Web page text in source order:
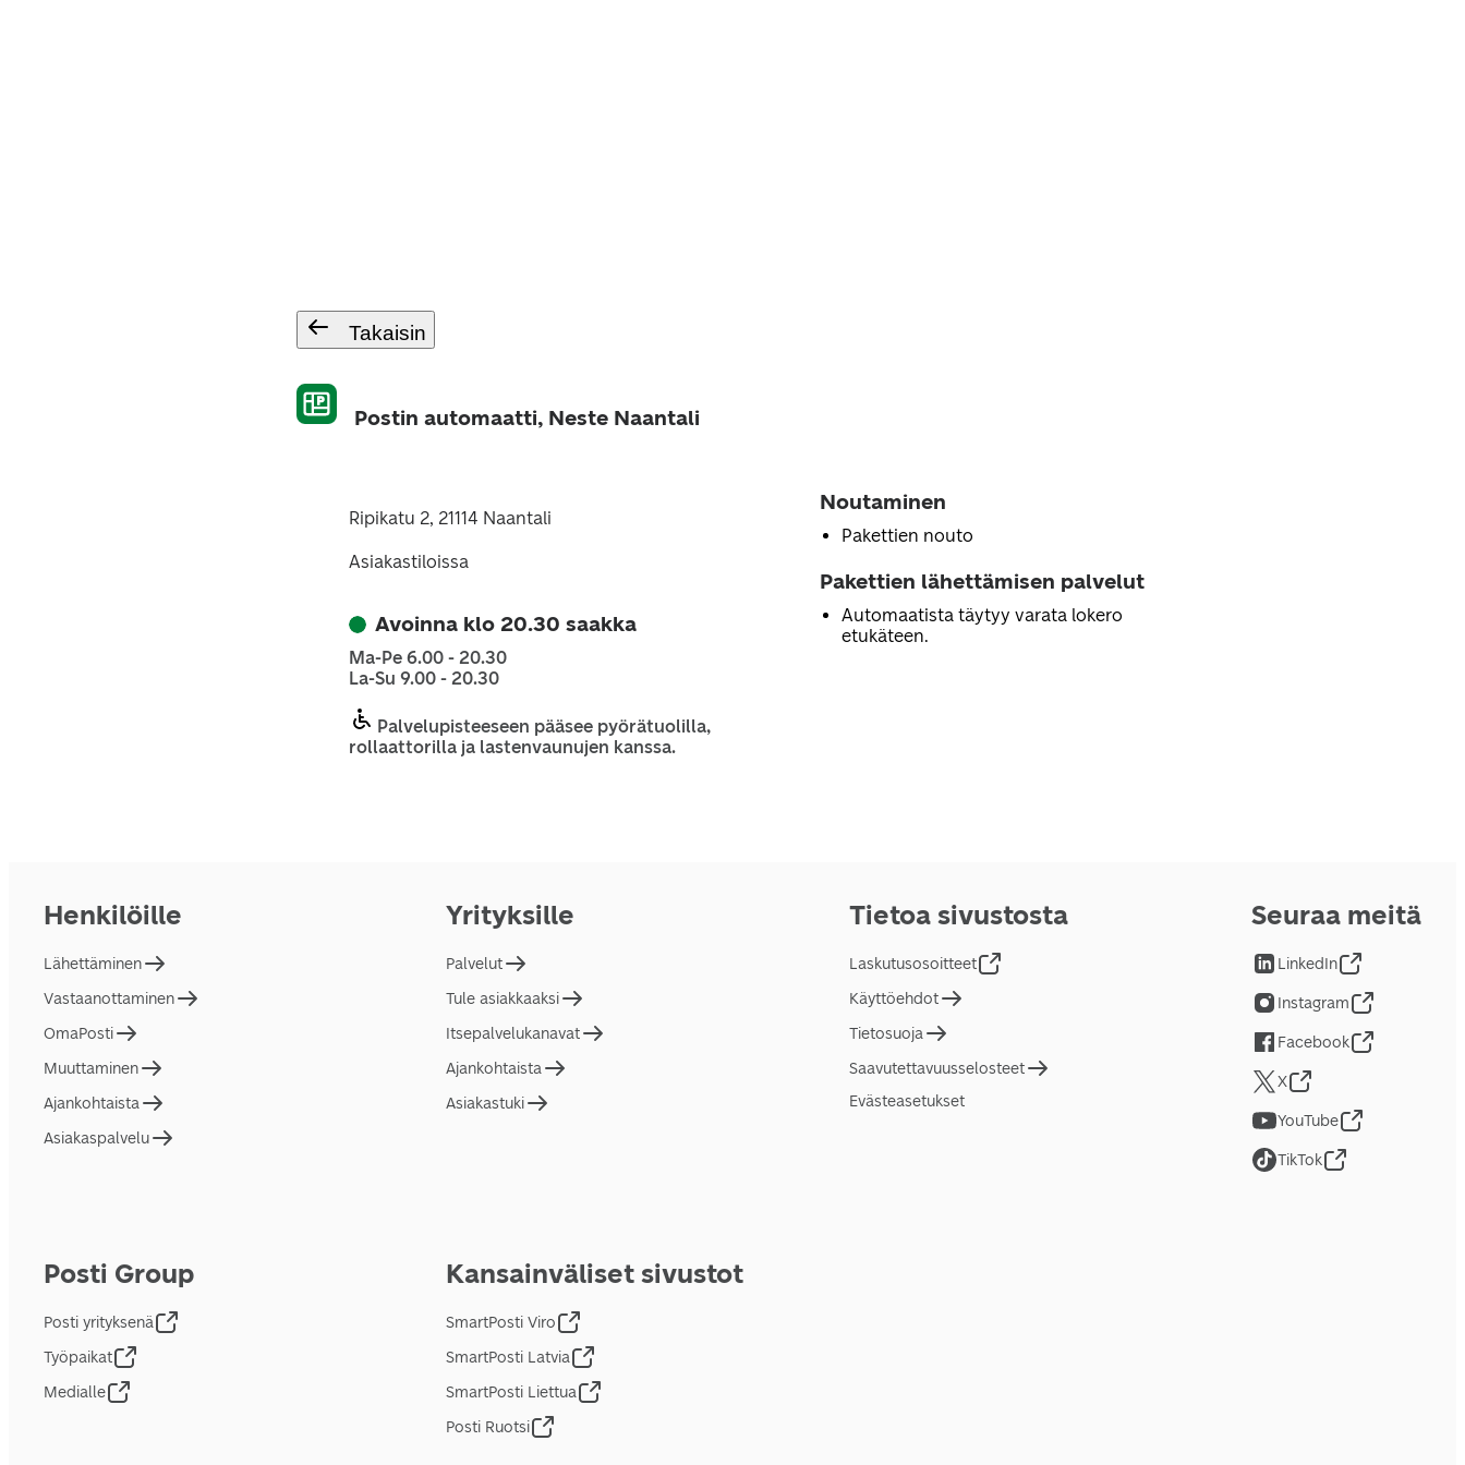
Takaisin
Postin automaatti, Neste Naantali
Ripikatu 2, 21114 Naantali
Asiakastiloissa
Avoinna klo 20.30 saakka
Ma-Pe 6.00 - 20.30
La-Su 9.00 - 20.30
Palvelupisteeseen pääsee pyörätuolilla,
rollaattorilla ja lastenvaunujen kanssa.
Noutaminen
Pakettien nouto
Pakettien lähettämisen palvelut
Automaatista täytyy varata lokero
etukäteen.
Henkilöille
Lähettäminen
Vastaanottaminen
OmaPosti
Muuttaminen
Ajankohtaista
Asiakaspalvelu
Yrityksille
Palvelut
Tule asiakkaaksi
Itsepalvelukanavat
Ajankohtaista
Asiakastuki
Tietoa sivustosta
Laskutusosoitteet
Käyttöehdot
Tietosuoja
Saavutettavuusselosteet
Evästeasetukset
Posti Group
Posti yrityksenä
Työpaikat
Medialle
Kansainväliset sivustot
SmartPosti Viro
SmartPosti Latvia
SmartPosti Liettua
Posti Ruotsi
Seuraa meitä
LinkedIn
Instagram
Facebook
X
YouTube
TikTok